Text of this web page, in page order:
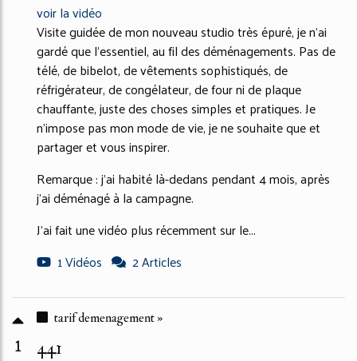
voir la vidéo
Visite guidée de mon nouveau studio très épuré, je n'ai
gardé que l'essentiel, au fil des déménagements. Pas de
télé, de bibelot, de vêtements sophistiqués, de
réfrigérateur, de congélateur, de four ni de plaque
chauffante, juste des choses simples et pratiques. Je
n'impose pas mon mode de vie, je ne souhaite que et
partager et vous inspirer.
Remarque : j'ai habité là-dedans pendant 4 mois, après
j'ai déménagé à la campagne.
J'ai fait une vidéo plus récemment sur le...
1 Vidéos
2 Articles
1
tarif demenagement »
441